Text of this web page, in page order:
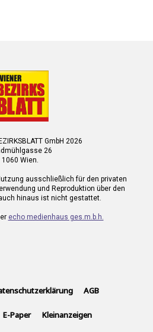
GmbH 2026
26
1060 Wien.
ausschließlich für den privaten
und Reproduktion über den
hinaus ist nicht gestattet.
echo medienhaus ges.m.b.h.
AGB
E-Paper Kleinanzeigen